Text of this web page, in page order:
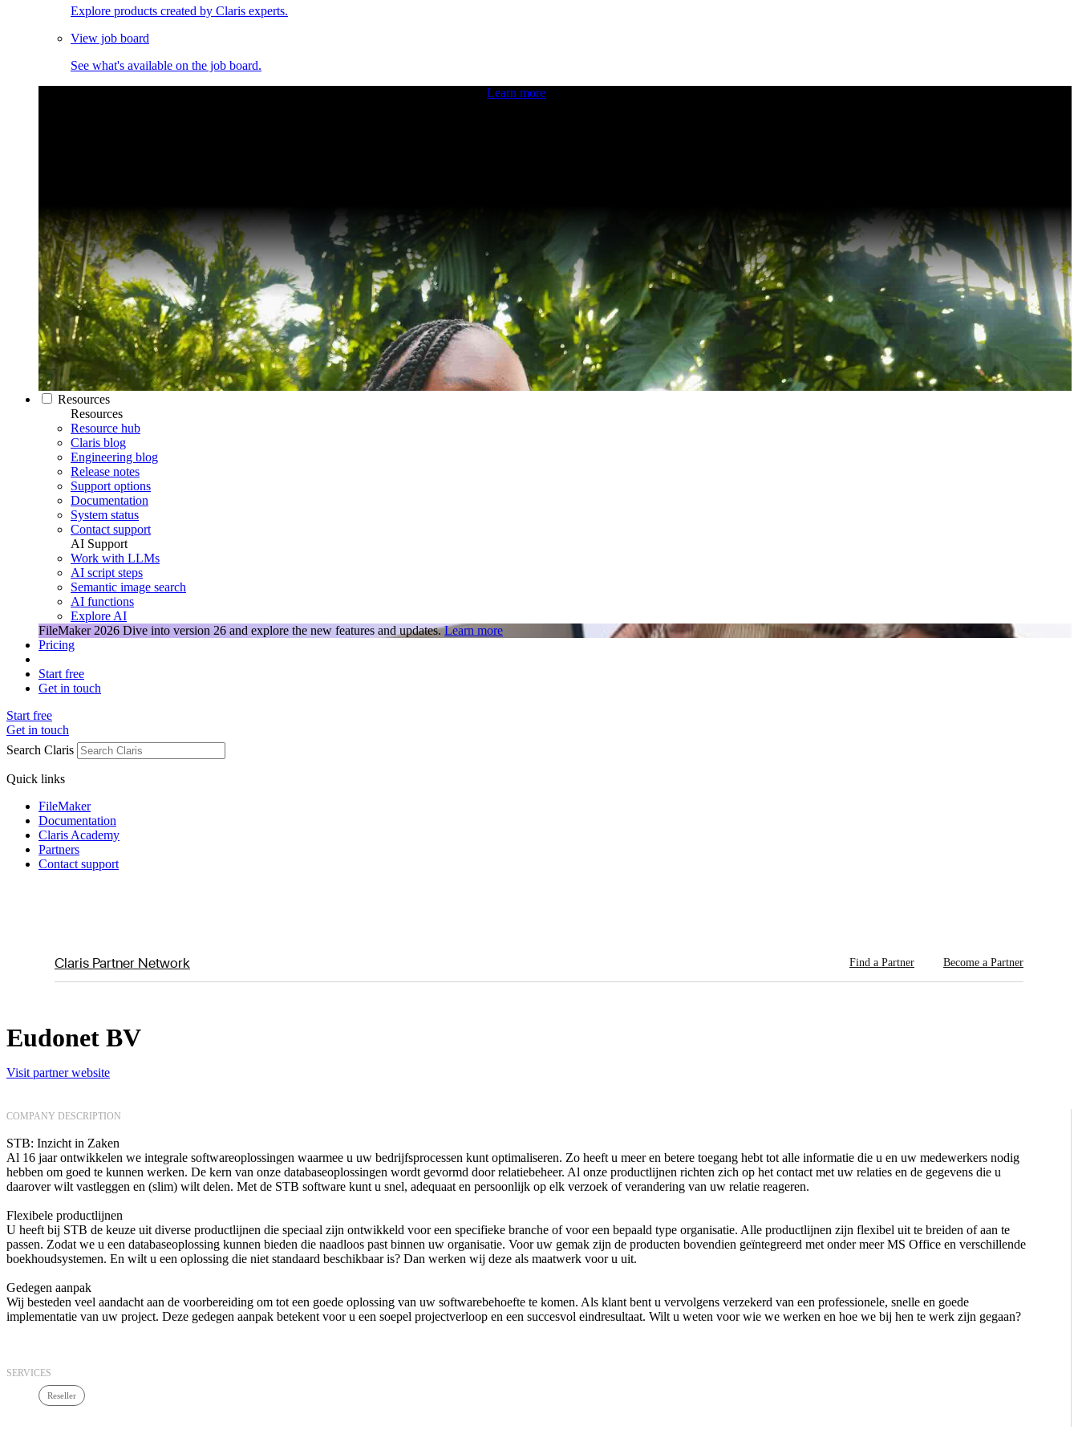
Explore products created by Claris experts.
View job board
See what's available on the job board.
Learn more
Resources
Resources
Resource hub
Claris blog
Engineering blog
Release notes
Support options
Documentation
System status
Contact support
AI Support
Work with LLMs
AI script steps
Semantic image search
AI functions
Explore AI
FileMaker 2026 Dive into version 26 and explore the new features and updates. Learn more
Pricing
Start free
Get in touch
Start free
Get in touch
Search Claris
Quick links
FileMaker
Documentation
Claris Academy
Partners
Contact support
Claris Partner Network Find a Partner Become a Partner
Eudonet BV
Visit partner website
COMPANY DESCRIPTION
STB: Inzicht in Zaken
Al 16 jaar ontwikkelen we integrale softwareoplossingen waarmee u uw bedrijfsprocessen kunt optimaliseren. Zo heeft u meer en betere toegang hebt tot alle informatie die u en uw medewerkers nodig
hebben om goed te kunnen werken. De kern van onze databaseoplossingen wordt gevormd door relatiebeheer. Al onze productlijnen richten zich op het contact met uw relaties en de gegevens die u
daarover wilt vastleggen en (slim) wilt delen. Met de STB software kunt u snel, adequaat en persoonlijk op elk verzoek of verandering van uw relatie reageren.
Flexibele productlijnen
U heeft bij STB de keuze uit diverse productlijnen die speciaal zijn ontwikkeld voor een specifieke branche of voor een bepaald type organisatie. Alle productlijnen zijn flexibel uit te breiden of aan te
passen. Zodat we u een databaseoplossing kunnen bieden die naadloos past binnen uw organisatie. Voor uw gemak zijn de producten bovendien geïntegreerd met onder meer MS Office en verschillende
boekhoudsystemen. En wilt u een oplossing die niet standaard beschikbaar is? Dan werken wij deze als maatwerk voor u uit.
Gedegen aanpak
Wij besteden veel aandacht aan de voorbereiding om tot een goede oplossing van uw softwarebehoefte te komen. Als klant bent u vervolgens verzekerd van een professionele, snelle en goede
implementatie van uw project. Deze gedegen aanpak betekent voor u een soepel projectverloop en een succesvol eindresultaat. Wilt u weten voor wie we werken en hoe we bij hen te werk zijn gegaan?
SERVICES
Reseller